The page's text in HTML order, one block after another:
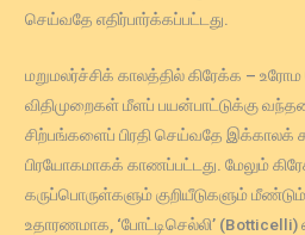
செய்வதே எதிர்பார்க்கப்பட்டது.
மறுமலர்ச்சிக் காலத்தில் கிரேக்க –
விதிமுறைகள் மீளப் பயன்பாட்டுக்கு
சிற்பங்களைப் பிரதி செய்வதே
பிரயோகமாகக் காணப்பட்டது. மேலும்
கருப்பொருள்களும் குறியீடுகளும்
உதாரணமாக, ‘போட்டிசெல்லி’